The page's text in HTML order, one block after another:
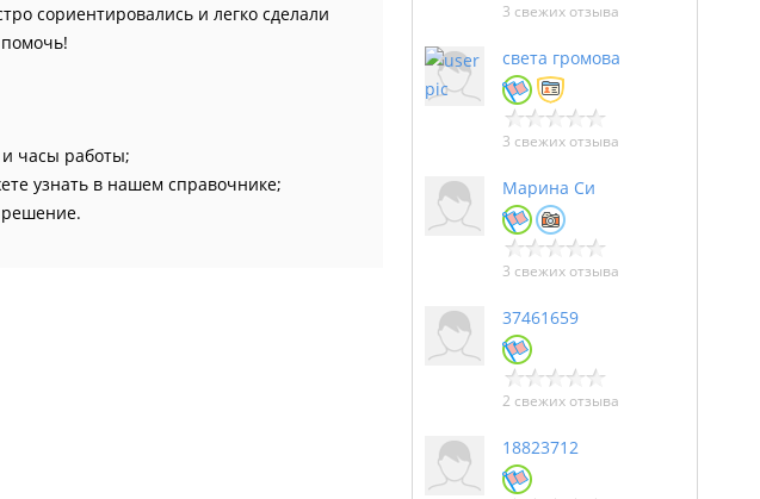
сориентировались и легко сделали
часы работы;
узнать в нашем справочнике;
решение.
3 свежих отзыва
света громова
3 свежих отзыва
Марина Си
3 свежих отзыва
37461659
2 свежих отзыва
18823712